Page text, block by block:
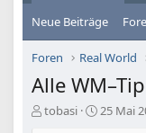
Neue Beiträge
Foren Real World
Alle
E
tobasi
E
25 Mai